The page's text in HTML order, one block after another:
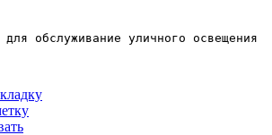
обслуживание уличного освещения